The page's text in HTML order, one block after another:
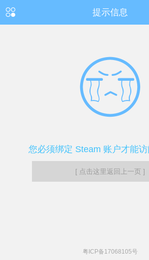
提示信息
您必须绑定 Steam 账户才能访
[ 点击这里返回上一页 ]
粤ICP备17068105号